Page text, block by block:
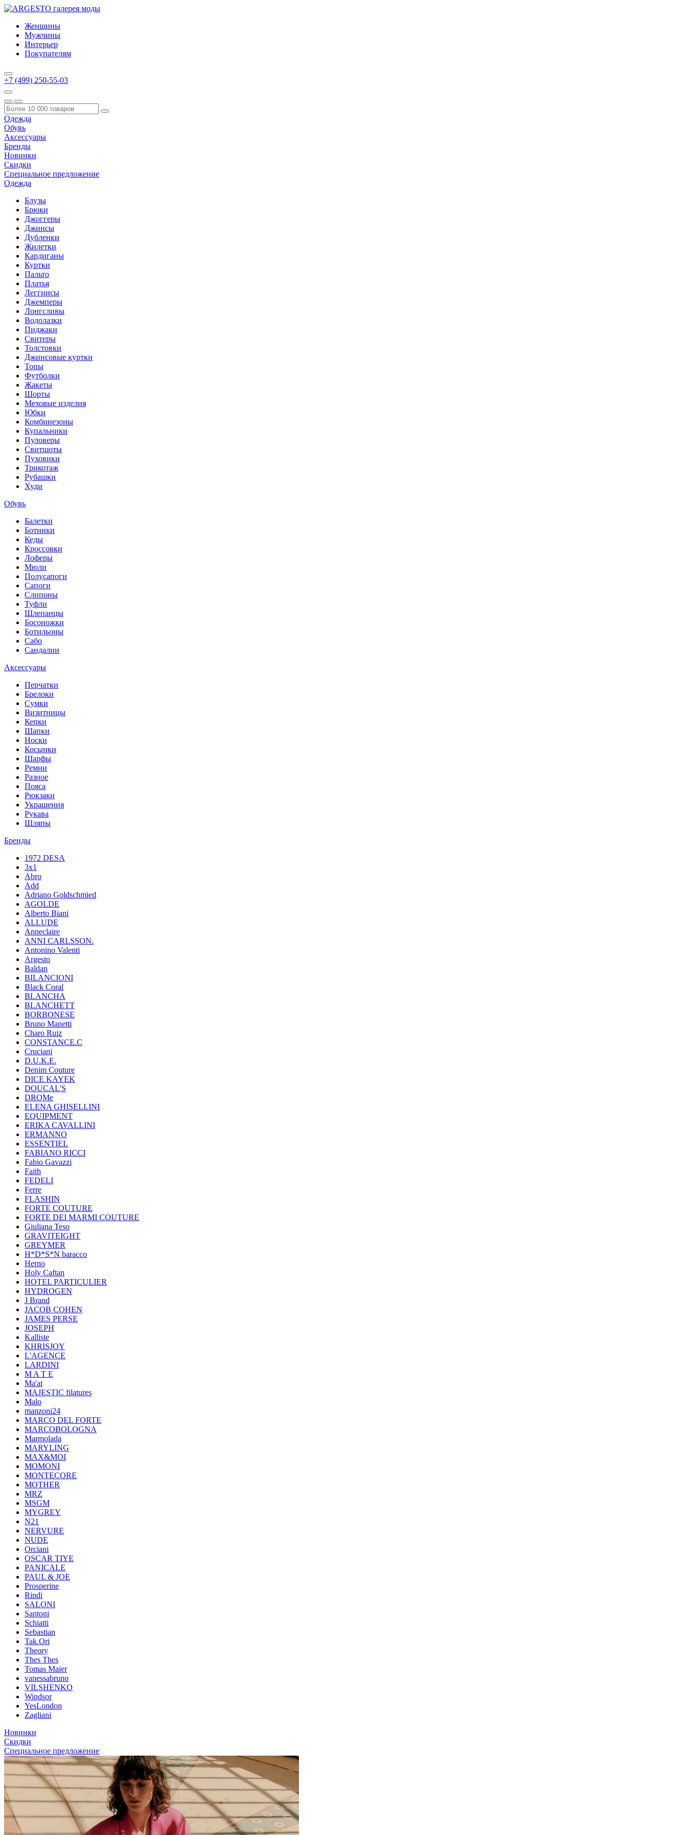
Женщины
Мужчины
Интерьер
Покупателям
+7 (499) 250-55-03
Одежда
Обувь
Аксессуары
Бренды
Новинки
Скидки
Специальное предложение
Одежда
Блузы
Брюки
Джоггеры
Джинсы
Дубленки
Жилетки
Кардиганы
Куртки
Пальто
Платья
Леггинсы
Джемперы
Лонгсливы
Водолазки
Пиджаки
Свитеры
Толстовки
Джинсовые куртки
Топы
Футболки
Жакеты
Шорты
Меховые изделия
Юбки
Комбинезоны
Купальники
Пуловеры
Свитшоты
Пуховики
Трикотаж
Рубашки
Худи
Обувь
Балетки
Ботинки
Кеды
Кроссовки
Лоферы
Мюли
Полусапоги
Сапоги
Слипоны
Туфли
Шлепанцы
Босоножки
Ботильоны
Сабо
Сандалии
Аксессуары
Перчатки
Брелоки
Сумки
Визитницы
Кепки
Шапки
Носки
Косынки
Шарфы
Ремни
Разное
Пояса
Рюкзаки
Украшения
Рукава
Шляпы
Бренды
1972 DESA
3x1
Abro
Add
Adriano Goldschmied
AGOLDE
Alberto Biani
ALLUDE
Anneclaire
ANNI CARLSSON.
Antonino Valenti
Argesto
Baldan
BILANCIONI
Black Coral
BLANCHA
BLANCHETT
BORBONESE
Bruno Manetti
Charo Ruiz
CONSTANCE.C
Cruciani
D.U.K.E.
Denim Couture
DICE KAYEK
DOUCAL'S
DROMe
ELENA GHISELLINI
EQUIPMENT
ERIKA CAVALLINI
ERMANNO
ESSENTIEL
FABIANO RICCI
Fabio Gavazzi
Faith
FEDELI
Ferre
FLASHIN
FORTE COUTURE
FORTE DEI MARMI COUTURE
Giuliana Teso
GRAVITEIGHT
GREYMER
H*D*S*N baracco
Herno
Holy Caftan
HOTEL PARTICULIER
HYDROGEN
J Brand
JACOB COHEN
JAMES PERSE
JOSEPH
Kalliste
KHRISJOY
L'AGENCE
LARDINI
M A T E
Ma'at
MAJESTIC filatures
Malo
manzoni24
MARCO DEL FORTE
MARCOBOLOGNA
Marmolada
MARYLING
MAX&MOI
MOMONI
MONTECORE
MOTHER
MRZ
MSGM
MYGREY
N21
NERVURE
NUDE
Orciani
OSCAR TIYE
PANICALE
PAUL & JOE
Prosperine
Rindi
SALONI
Santoni
Schiatti
Sebastian
Tak.Ori
Theory
Thes Thes
Tomas Maier
vanessabruno
VILSHENKO
Windsor
YesLondon
Zagliani
Новинки
Скидки
Специальное предложение